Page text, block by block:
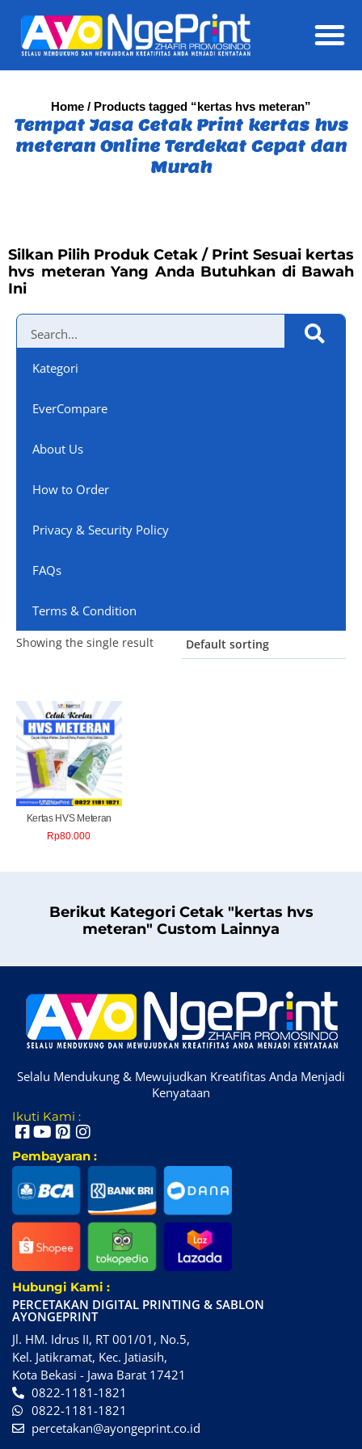
Home / Products tagged “kertas hvs meteran”
Tempat Jasa Cetak Print kertas hvs
meteran Online Terdekat Cepat dan
Murah
Silkan Pilih Produk Cetak / Print Sesuai kertas
hvs meteran Yang Anda Butuhkan di Bawah
Ini
Kategori
EverCompare
About Us
How to Order
Privacy & Security Policy
FAQs
Terms & Condition
Showing the single result
Kertas HVS Meteran
Rp80.000
Berikut Kategori Cetak "kertas hvs
meteran" Custom Lainnya
Selalu Mendukung & Mewujudkan Kreatifitas Anda Menjadi
Kenyataan
Ikuti Kami :
Pembayaran :
Hubungi Kami :
PERCETAKAN DIGITAL PRINTING & SABLON
AYONGEPRINT
Jl. HM. Idrus II, RT 001/01, No.5,
Kel. Jatikramat, Kec. Jatiasih,
Kota Bekasi - Jawa Barat 17421
0822-1181-1821
0822-1181-1821
percetakan@ayongeprint.co.id